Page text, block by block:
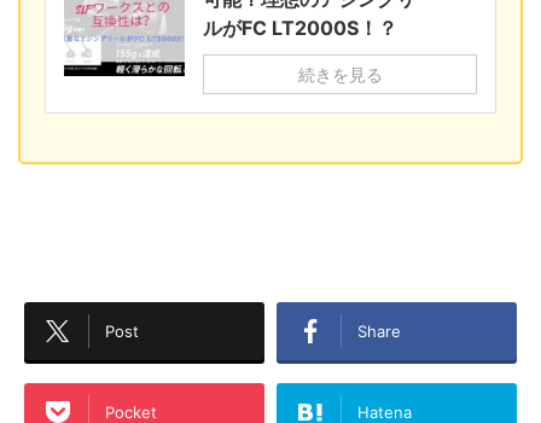
ルがFC LT2000S！？
続きを見る
Post Share
Pocket Hatena